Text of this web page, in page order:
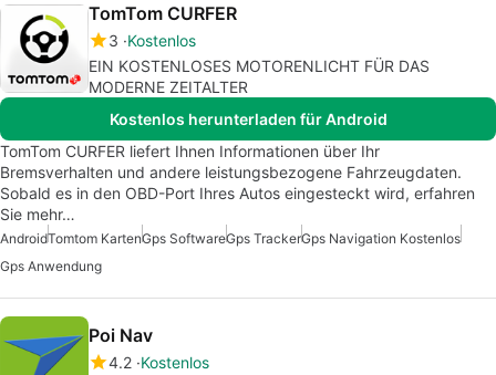
TomTom CURFER
3 Kostenlos
EIN KOSTENLOSES MOTORENLICHT FÜR DAS
MODERNE ZEITALTER
Kostenlos herunterladen für Android
TomTom CURFER liefert Ihnen Informationen über Ihr
Bremsverhalten und andere leistungsbezogene Fahrzeugdaten.
Sobald es in den OBD-Port Ihres Autos eingesteckt wird, erfahren
Sie mehr…
AndroidTomtom KartenGps SoftwareGps TrackerGps Navigation Kostenlos
Gps Anwendung
Poi Nav
4.2 Kostenlos